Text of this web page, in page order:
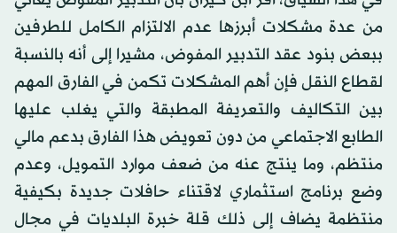
من عدة مشكلات أبرزها عدم الالتزام الكامل للطرفين
ببعض بنود عقد التدبير المفوض، مشيرا إلى أنه بالنسبة
لقطاع النقل فإن أهم المشكلات تكمن في الفارق المهم
بين التكاليف والتعريفة المطبقة والتي يغلب عليها
الطابع الاجتماعي من دون تعويض هذا الفارق بدعم مالي
منتظم، وما ينتج عنه من ضعف موارد التمويل، وعدم
وضع برنامج استثماري لاقتناء حافلات جديدة بكيفية
منتظمة يضاف إلى ذلك قلة خبرة البلديات في مجال